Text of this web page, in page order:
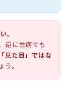
。
逆に性病でも
「見た目」ではな
う。